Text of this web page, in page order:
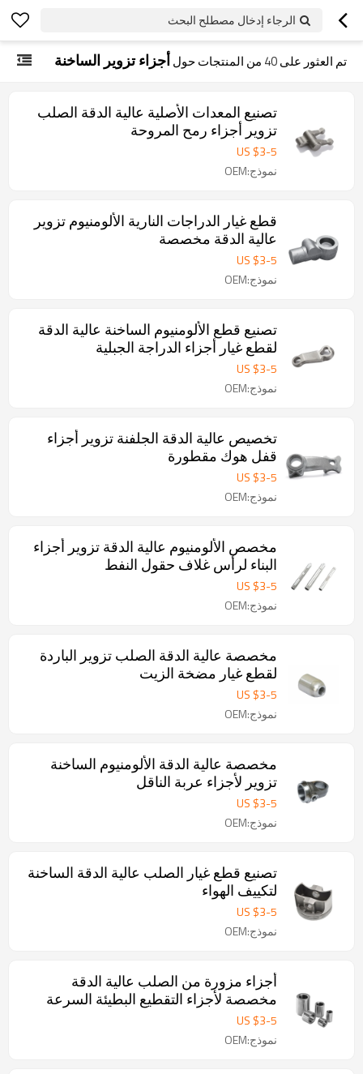
الرجاء إدخال مصطلح البحث
تم العثور على40 من المنتجات حولأجزاء تزوير الساخنة
تصنيع المعدات الأصلية عالية الدقة الصلب
تزوير أجزاء رمح المروحة
US $3-5
نموذج:OEM
قطع غيار الدراجات النارية الألومنيوم تزوير
عالية الدقة مخصصة
US $3-5
نموذج:OEM
تصنيع قطع الألومنيوم الساخنة عالية الدقة
لقطع غيار أجزاء الدراجة الجبلية
US $3-5
نموذج:OEM
تخصيص عالية الدقة الجلفنة تزوير أجزاء
قفل هوك مقطورة
US $3-5
نموذج:OEM
مخصص الألومنيوم عالية الدقة تزوير أجزاء
البناء لرأس غلاف حقول النفط
US $3-5
نموذج:OEM
مخصصة عالية الدقة الصلب تزوير الباردة
لقطع غيار مضخة الزيت
US $3-5
نموذج:OEM
مخصصة عالية الدقة الألومنيوم الساخنة
تزوير لأجزاء عربة الناقل
US $3-5
نموذج:OEM
تصنيع قطع غيار الصلب عالية الدقة الساخنة
لتكييف الهواء
US $3-5
نموذج:OEM
أجزاء مزورة من الصلب عالية الدقة
مخصصة لأجزاء التقطيع البطيئة السرعة
US $3-5
نموذج:OEM